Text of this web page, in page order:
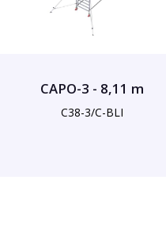
CAPO-3 - 8,11 m
C38-3/C-BLI